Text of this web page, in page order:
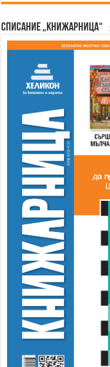
Списание „Книжарница“